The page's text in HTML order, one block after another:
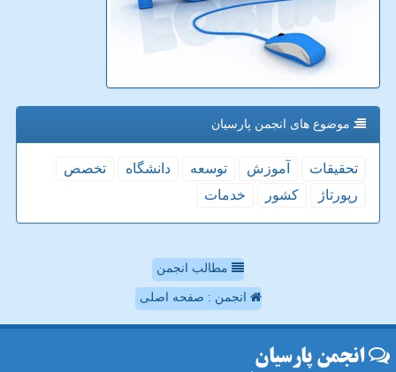
موضوع های انجمن پارسیان
تحقیقات آموزش توسعه دانشگاه
تخصص
رپورتاژ
كشور خدمات
مطالب انجمن
انجمن : صفحه اصلی
انجمن پارسیان